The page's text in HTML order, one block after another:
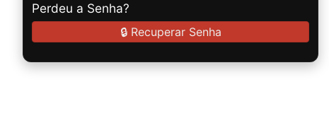
Perdeu a Senha?
🔒 Recuperar Senha